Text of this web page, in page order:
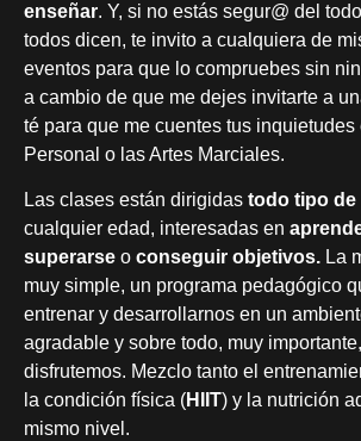
enseñar. Y, si no estás segur@ del
todos dicen, te invito a cualquiera de
eventos para que lo compruebes sin
a cambio de que me dejes invitarte a
té para que me cuentes tus inquietudes
Personal o las Artes Marciales.
Las clases están dirigidas todo tipo
cualquier edad, interesadas en
superarse o conseguir objetivos. La
muy simple, un programa pedagógico
entrenar y desarrollarnos en un
agradable y sobre todo, muy
disfrutemos. Mezclo tanto el
la condición física (HIIT) y la nutrición
mismo nivel.